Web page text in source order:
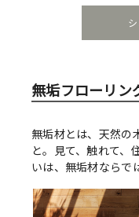
無垢フローリン
無垢材とは、天然の
と。見て、触れて、
いは、無垢材ならで